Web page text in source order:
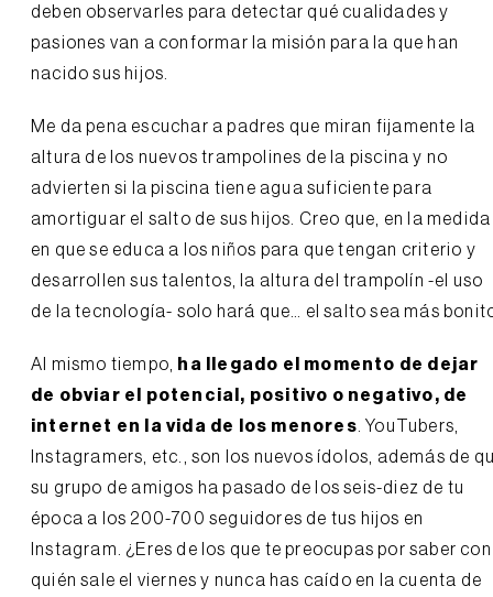
deben observarles para detectar qué cualidades y
pasiones van a conformar la misión para la que han
nacido sus hijos.
Me da pena escuchar a padres que miran fijamente la
altura de los nuevos trampolines de la piscina y no
advierten si la piscina tiene agua suficiente para
amortiguar el salto de sus hijos. Creo que, en la medida
en que se educa a los niños para que tengan criterio y
desarrollen sus talentos, la altura del trampolín -el uso
de la tecnología- solo hará que… el salto sea más
Al mismo tiempo, ha llegado el momento de dejar
de obviar el potencial, positivo o negativo, de
internet en la vida de los menores. YouTubers,
Instagramers, etc., son los nuevos ídolos, además de
su grupo de amigos ha pasado de los seis-diez de tu
época a los 200-700 seguidores de tus hijos en
Instagram. ¿Eres de los que te preocupas por saber con
quién sale el viernes y nunca has caído en la cuenta de